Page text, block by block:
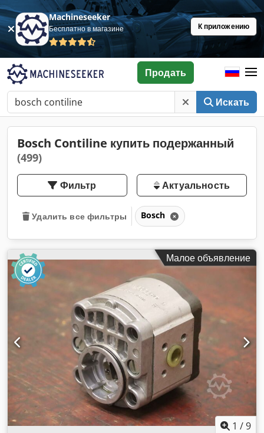
Machineseeker
Бесплатно в магазине К приложению
Искать
Продать
Bosch Contiline купить подержанный
(499)
Фильтр Актуальность
Удалить все фильтры Bosch
Малое объявление
1 /9